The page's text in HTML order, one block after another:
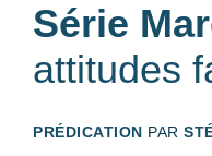
Série
attitudes
PRÉDICATION PAR